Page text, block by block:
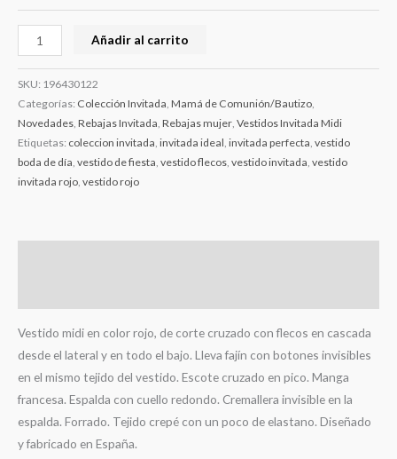
Añadir al carrito
SKU: 196430122
Categorías: Colección Invitada Mamá de Comunión/Bautizo
Novedades Rebajas Invitada Rebajas mujer Vestidos Invitada Midi
Etiquetas: coleccion invitada invitada ideal invitada perfecta vestido
boda de día vestido de fiesta vestido flecos vestido invitada vestido
invitada rojo vestido rojo
Vestido midi en color rojo, de corte cruzado con flecos en cascada
desde el lateral y en todo el bajo. Lleva fajín con botones invisibles
en el mismo tejido del vestido. Escote cruzado en pico. Manga
francesa. Espalda con cuello redondo. Cremallera invisible en la
espalda. Forrado. Tejido crepé con un poco de elastano. Diseñado
y fabricado en España.